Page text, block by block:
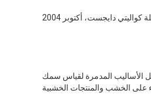
الأساليب المدمرة لقياس سمك